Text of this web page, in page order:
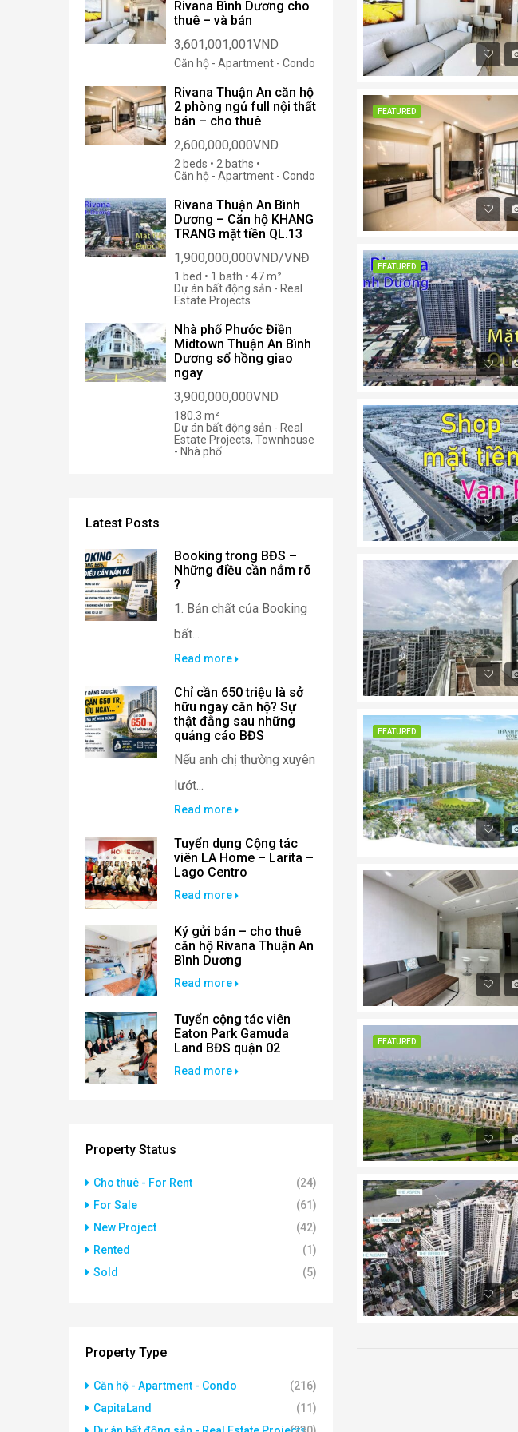
FEATURED
FEATURED
FEATURED
FEATURED
Rivana Bình Dương cho
thuê – và bán
3,601,001,001VND
Căn hộ - Apartment - Condo
Rivana Thuận An căn hộ
2 phòng ngủ full nội thất
bán – cho thuê
2,600,000,000VND
2 beds • 2 baths •
Căn hộ - Apartment - Condo
Rivana Thuận An Bình
Dương – Căn hộ KHANG
TRANG mặt tiền QL.13
1,900,000,000VND/VNĐ
1 bed • 1 bath • 47 m²
Dự án bất động sản - Real
Estate Projects
Nhà phố Phước Điền
Midtown Thuận An Bình
Dương sổ hồng giao
ngay
3,900,000,000VND
180.3 m²
Dự án bất động sản - Real
Estate Projects, Townhouse
- Nhà phố
Latest Posts
Booking trong BĐS –
Những điều cần nắm rõ
?
1. Bản chất của Booking
bất...
Read more
Chỉ cần 650 triệu là sở
hữu ngay căn hộ? Sự
thật đằng sau những
quảng cáo BĐS
Nếu anh chị thường xuyên
lướt...
Read more
Tuyển dụng Cộng tác
viên LA Home – Larita –
Lago Centro
Read more
Ký gửi bán – cho thuê
căn hộ Rivana Thuận An
Bình Dương
Read more
Tuyển cộng tác viên
Eaton Park Gamuda
Land BĐS quận 02
Read more
Property Status
Cho thuê - For Rent
(24)
For Sale
(61)
New Project
(42)
Rented
(1)
Sold
(5)
Property Type
Căn hộ - Apartment - Condo
(216)
CapitaLand
(11)